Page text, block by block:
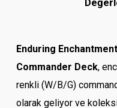
Enduring
Commander Deck,
renkli (W/B/G)
olarak geliyor ve